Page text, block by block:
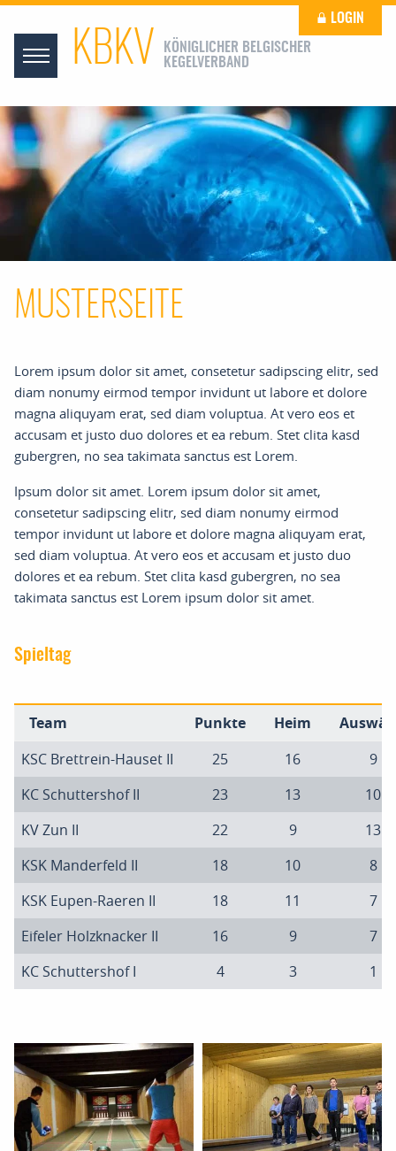
KBKV
KÖNIGLICHER BELGISCHER
KEGELVERBAND
LOGIN
MUSTERSEITE
Lorem ipsum dolor sit amet, consetetur sadipscing elitr, sed
diam nonumy eirmod tempor invidunt ut labore et dolore
magna aliquyam erat, sed diam voluptua. At vero eos et
accusam et justo duo dolores et ea rebum. Stet clita kasd
gubergren, no sea takimata sanctus est Lorem.
Ipsum dolor sit amet. Lorem ipsum dolor sit amet,
consetetur sadipscing elitr, sed diam nonumy eirmod
tempor invidunt ut labore et dolore magna aliquyam erat,
sed diam voluptua. At vero eos et accusam et justo duo
dolores et ea rebum. Stet clita kasd gubergren, no sea
takimata sanctus est Lorem ipsum dolor sit amet.
Spieltag
Team Punkte Heim
KSC Brettrein-Hauset II
25 16
9
KC Schuttershof II
23 13
10
KV Zun II
22 9
13
KSK Manderfeld II
18 10
8
KSK Eupen-Raeren II
18 11
7
Eifeler Holzknacker II
16 9
7
KC Schuttershof I
4 3 1